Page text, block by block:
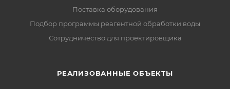
Поставка оборудования
Подбор программы реагентной обработки воды
Сотрудничество для проектировщика
РЕАЛИЗОВАННЫЕ ОБЪЕКТЫ